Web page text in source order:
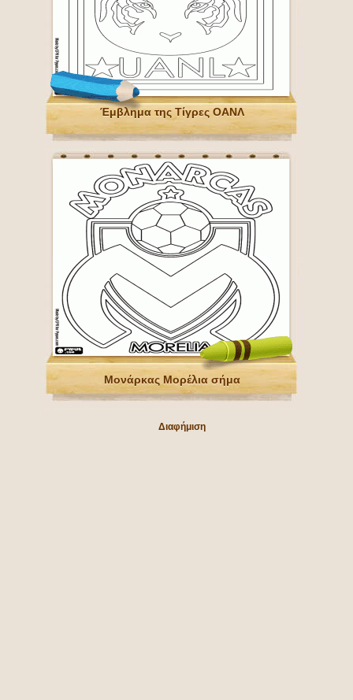
Έμβλημα της Τίγρες ΟΑΝΛ
Μονάρκας Μορέλια σήμα
Διαφήμιση